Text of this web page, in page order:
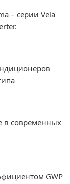
– серии Vela
в современных
GWP